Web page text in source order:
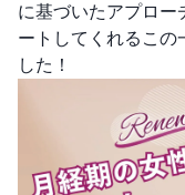
に基づいたアプロー
ートしてくれるこの
した！